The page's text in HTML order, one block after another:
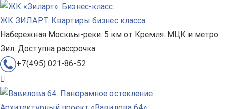
ЖК ЗИЛАРТ. Квартиры бизнес класса
Набережная Москвы-реки. 5 км от Кремля. МЦК и метро
Зил. Доступна рассрочка.
+7(495) 021-86-52